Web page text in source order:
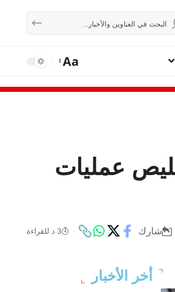
Aa
3 آلاف قتيل وتقليص عمليات
شارك 3 د للقراءة
أخر الأخبار